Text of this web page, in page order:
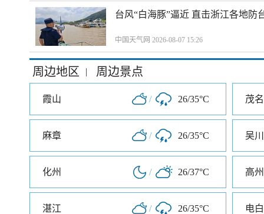
台风“白海豚”逼近 直击浙江各地防
中国天气网 2026-08-07 15:26
周边地区 | 周边景点
霞山 / 26/35°C 茂名
麻章 / 26/35°C 吴川
化州 / 26/37°C 高州
湛江 / 26/35°C 电白